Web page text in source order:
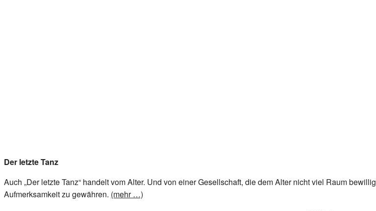
Der letzte Tanz
Auch „Der letzte Tanz“ handelt vom Alter. Und von einer Gesellschaft, die dem Alter nicht viel Raum
Aufmerksamkeit zu gewähren. (mehr …)